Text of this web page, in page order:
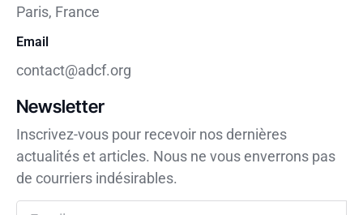
Paris, France
Email
contact@adcf.org
Newsletter
Inscrivez-vous pour recevoir nos dernières
actualités et articles. Nous ne vous enverrons pas
de courriers indésirables.